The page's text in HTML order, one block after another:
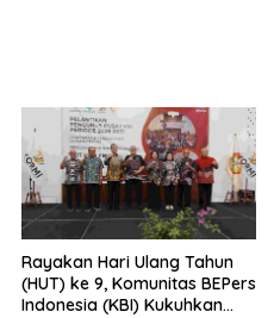
Rayakan Hari Ulang Tahun
(HUT) ke 9, Komunitas BEPers
Indonesia (KBI) Kukuhkan